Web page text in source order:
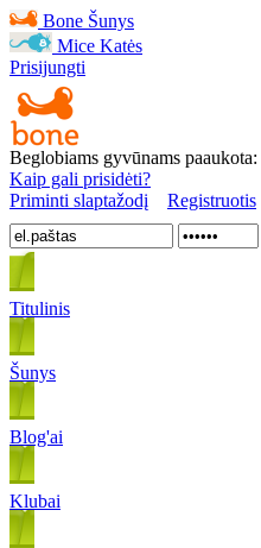
Bone Šunys
Mice Katės
Prisijungti
Beglobiams gyvūnams paaukota:
Kaip gali prisidėti?
Priminti slaptažodį
Registruotis
Titulinis
Šunys
Blog'ai
Klubai